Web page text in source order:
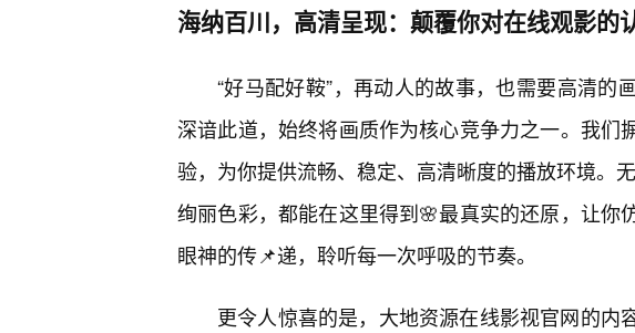
海纳百川，高清呈现：颠覆你对在线观影的
“好马配好鞍”，再动人的故事，也需要高清的
深谙此道，始终将画质作为核心竞争力之一。我们
验，为你提供流畅、稳定、高清晰度的播放环境。
绚丽色彩，都能在这里得到🌸最真实的还原，让你
眼神的传📌递，聆听每一次呼吸的节奏。
更令人惊喜的是，大地资源在线影视官网的内